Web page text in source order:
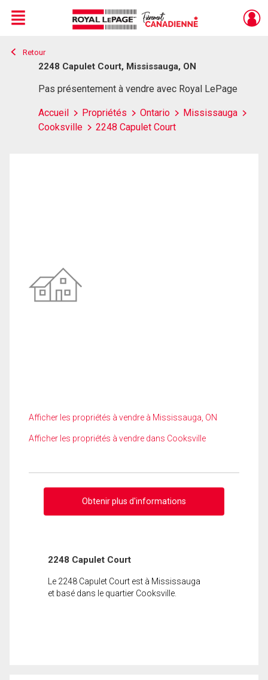
Live
En Direct
Menu
Retour
2248 Capulet Court, Mississauga, ON
Pas présentement à vendre avec Royal LePage
Accueil Propriétés Ontario
Mississauga
Cooksville
2248 Capulet Court
Afficher les propriétés à vendre à Mississauga, ON
Afficher les propriétés à vendre dans Cooksville
Obtenir plus d'informations
2248 Capulet Court
Le 2248 Capulet Court est à Mississauga
et basé dans le quartier Cooksville.